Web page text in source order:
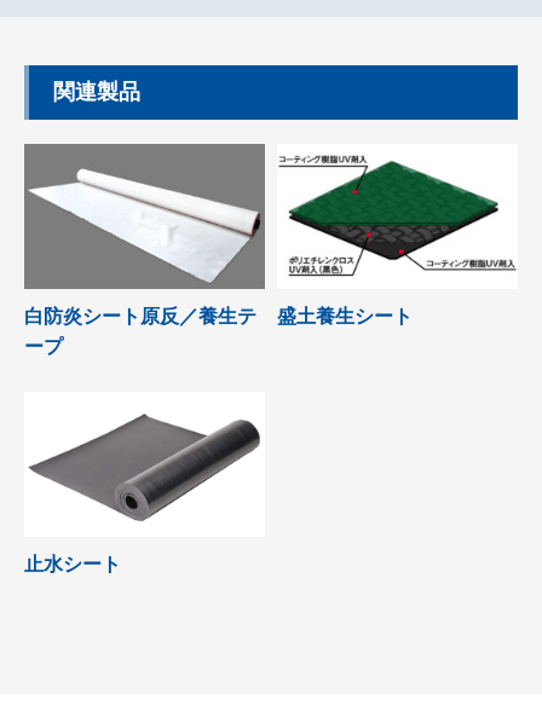
関連製品
白防炎シート原反／養生テ
ープ
盛土養生シート
止水シート